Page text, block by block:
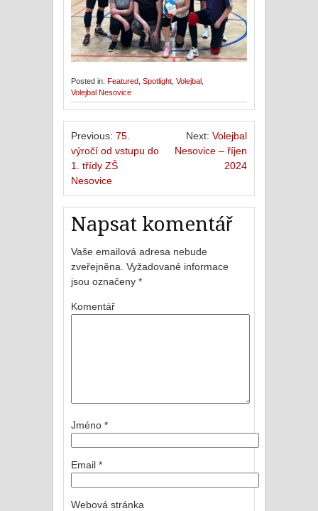
Posted in: Featured Spotlight Volejbal
Volejbal Nesovice
Previous: 75.
výročí od vstupu do
1. třídy ZŠ
Nesovice
Next: Volejbal
Nesovice – říjen
2024
Napsat komentář
Vaše emailová adresa nebude
zveřejněna. Vyžadované informace
jsou označeny *
Komentář
Jméno *
Email *
Webová stránka